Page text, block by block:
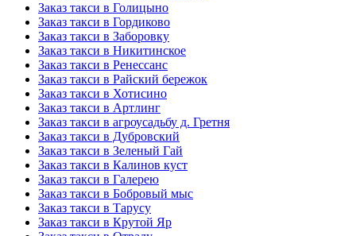
Заказ такси в Голицыно
Заказ такси в Гордиково
Заказ такси в Заборовку
Заказ такси в Никитинское
Заказ такси в Ренессанс
Заказ такси в Райский бережок
Заказ такси в Хотисино
Заказ такси в Артлинг
Заказ такси в агроусадьбу д. Гретня
Заказ такси в Дубровский
Заказ такси в Зеленый Гай
Заказ такси в Калинов куст
Заказ такси в Галерею
Заказ такси в Бобровый мыс
Заказ такси в Тарусу
Заказ такси в Крутой Яр